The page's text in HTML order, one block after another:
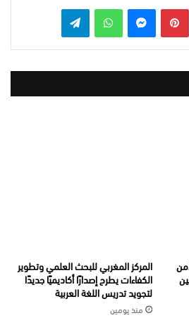
بينتيريست واتساب
المركز المغربي للبحث العلمي وتطوير
الكفاءات يطرح إصدارًا أكاديميًا جديدًا
لتجويد تدريس اللغة العربية
منذ يومين